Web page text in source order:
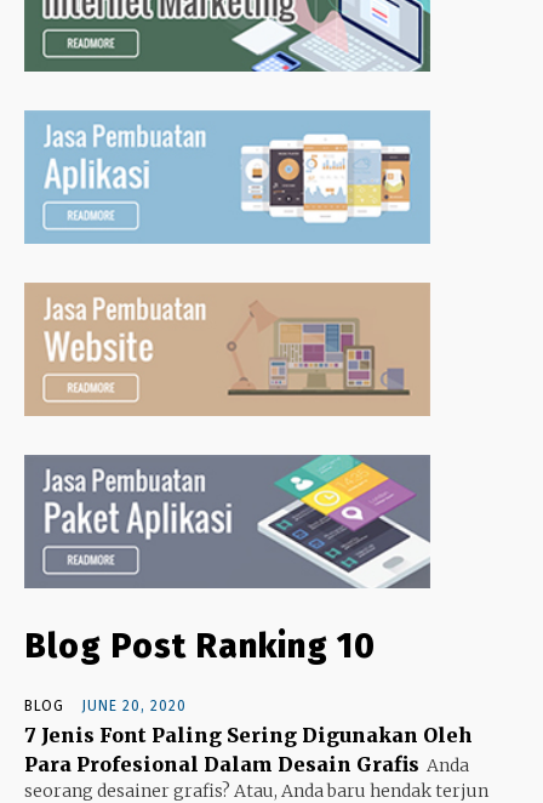
Blog Post Ranking 10
BLOG JUNE 20, 2020
7 Jenis Font Paling Sering Digunakan Oleh
Para Profesional Dalam Desain Grafis Anda
seorang desainer grafis? Atau, Anda baru hendak terjun